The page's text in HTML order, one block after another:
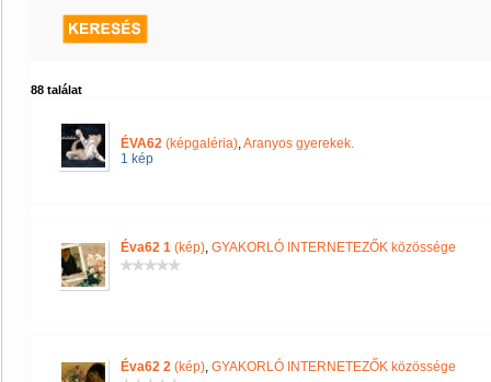
88 találat
ÉVA62 (képgaléria),Aranyos gyerekek.
1 kép
Éva62 1 (kép), GYAKORLÓ INTERNETEZŐK közössége
Éva62 2 (kép), GYAKORLÓ INTERNETEZŐK közössége